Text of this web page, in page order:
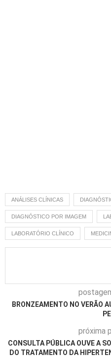
ANÁLISES CLÍNICAS
DIAGNÓSTICO POR IMAGEM
LABORATÓRIO CLÍNICO
BRONZEAMENTO NO VERÃO
próxima
CONSULTA PÚBLICA OUVE A
DO TRATAMENTO DA